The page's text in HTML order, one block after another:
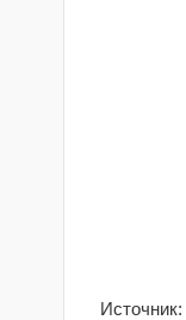
Источник: